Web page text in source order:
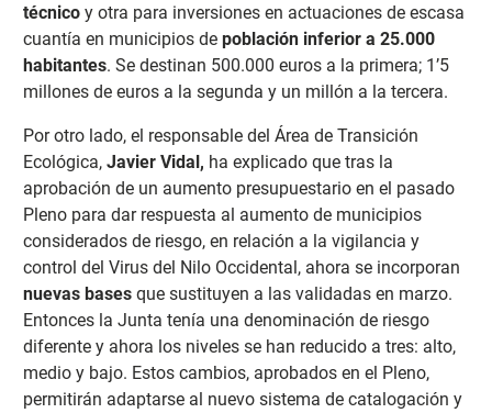
técnicoy otra para inversiones en actuaciones de escasa
cuantía en municipios de población inferior a 25.000
habitantes. Se destinan 500.000 euros a la primera; 1’5
millones de euros a la segunda y un millón a la tercera.
Por otro lado, el responsable del Área de Transición
Ecológica,Javier Vidal, ha explicado que tras la
aprobación de un aumento presupuestario en el pasado
Pleno para dar respuesta al aumento de municipios
considerados de riesgo, en relación a la vigilancia y
control del Virus del Nilo Occidental, ahora se incorporan
nuevas basesque sustituyen a las validadas en marzo.
Entonces la Junta tenía una denominación de riesgo
diferente y ahora los niveles se han reducido a tres: alto,
medio y bajo. Estos cambios, aprobados en el Pleno,
permitirán adaptarse al nuevo sistema de catalogación y